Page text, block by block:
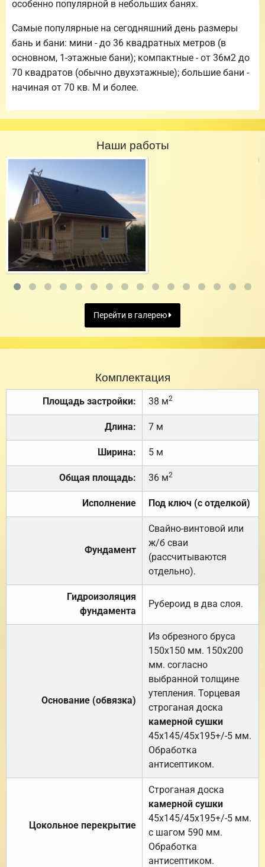
особенно популярной в небольших банях.
Самые популярные на сегодняшний день размеры
бань и бани: мини - до 36 квадратных метров (в
основном, 1-этажные бани); компактные - от 36м2 до
70 квадратов (обычно двухэтажные); большие бани -
начиная от 70 кв. М и более.
Наши работы
Перейти в галерею
Комплектация
Площадь застройки: 38 м2
Длина: 7 м
Ширина: 5 м
Общая площадь: 36 м2
Исполнение Под ключ (с отделкой)
Фундамент
Свайно-винтовой или
ж/б сваи
(рассчитываются
отдельно).
Гидроизоляция
фундамента
Рубероид в два слоя.
Основание (обвязка)
Из обрезного бруса
150х150 мм. 150х200
мм. согласно
выбранной толщине
утепления. Торцевая
строганая доска
камерной сушки
45х145/45х195+/-5 мм.
Обработка
антисептиком.
Цокольное перекрытие
Строганая доска
камерной сушки
45х145/45х195+/-5 мм.
с шагом 590 мм.
Обработка
антисептиком.